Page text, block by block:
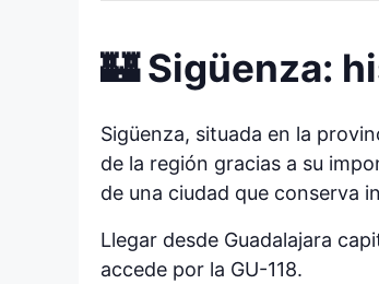
🏰 Sigüenza:
Sigüenza, situada en la
de la región gracias a su
de una ciudad que conserva
Llegar desde Guadalajara
accede por la GU-118.